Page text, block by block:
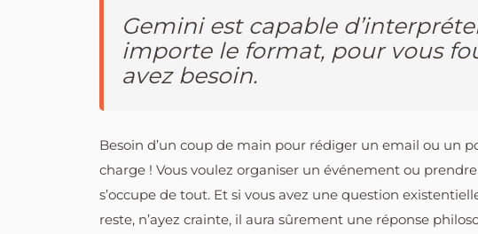
Gemini est capable
importe le format, pour vous
avez besoin.
Besoin d’un coup de main pour rédiger un email ou un
charge ! Vous voulez organiser un événement ou
s’occupe de tout. Et si vous avez une question
reste, n’ayez crainte, il aura sûrement une réponse